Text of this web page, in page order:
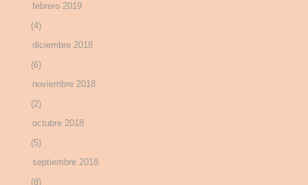
febrero 2019
(4)
diciembre 2018
(6)
noviembre 2018
(2)
octubre 2018
(5)
septiembre 2018
(8)